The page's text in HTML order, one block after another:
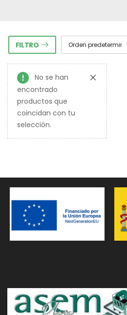
FILTRO
No se han
encontrado
productos que
coincidan con tu
selección.